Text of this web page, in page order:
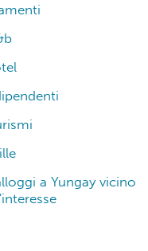
a Yungay vicino